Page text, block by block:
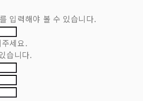
입력해야 볼 수 있습니다.
세요.
습니다.